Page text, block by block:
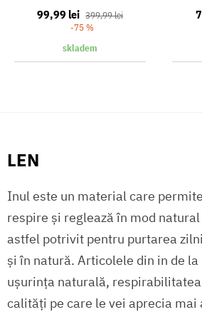
99,99 lei 399,99 lei
-75 %
skladem
LEN
Inul este un material care
respire și reglează în mod
astfel potrivit pentru purtarea
și în natură. Articolele din in de la
ușurința naturală,
calități pe care le vei aprecia mai